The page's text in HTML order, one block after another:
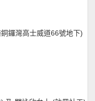
鑼灣高士威道66號地下)